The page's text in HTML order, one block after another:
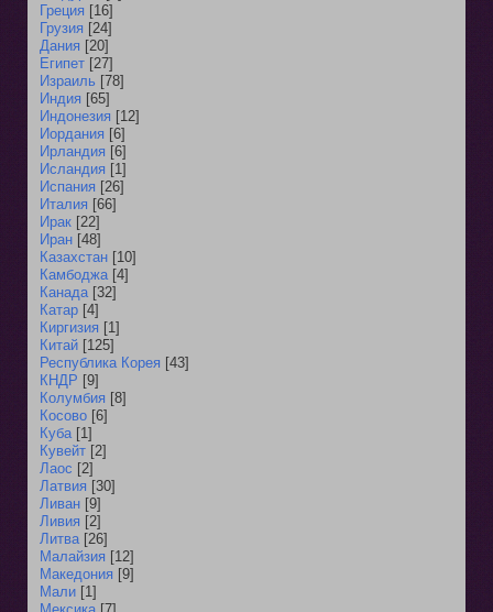
Греция [16]
Грузия [24]
Дания [20]
Египет [27]
Израиль [78]
Индия [65]
Индонезия [12]
Иордания [6]
Ирландия [6]
Исландия [1]
Испания [26]
Италия [66]
Ирак [22]
Иран [48]
Казахстан [10]
Камбоджа [4]
Канада [32]
Катар [4]
Киргизия [1]
Китай [125]
Республика Корея [43]
КНДР [9]
Колумбия [8]
Косово [6]
Куба [1]
Кувейт [2]
Лаос [2]
Латвия [30]
Ливан [9]
Ливия [2]
Литва [26]
Малайзия [12]
Македония [9]
Мали [1]